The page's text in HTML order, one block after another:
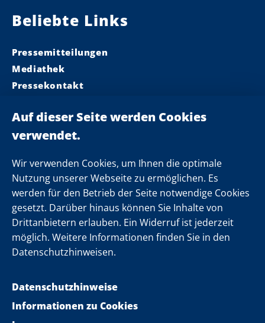
Wir verwenden Cookies, um Ihnen die optimale
Nutzung unserer Webseite zu ermöglichen. Es
werden für den Betrieb der Seite notwendige Cookies
gesetzt. Darüber hinaus können Sie Inhalte von
Drittanbietern erlauben. Ein Widerruf ist jederzeit
möglich. Weitere Informationen finden Sie in den
Datenschutzhinweisen.
Datenschutzhinweise
Informationen zu Cookies
Beliebte Links
Pressemitteilungen
Mediathek
Pressekontakt
Landeskabinett
Einsamkeit
Folgen Sie uns